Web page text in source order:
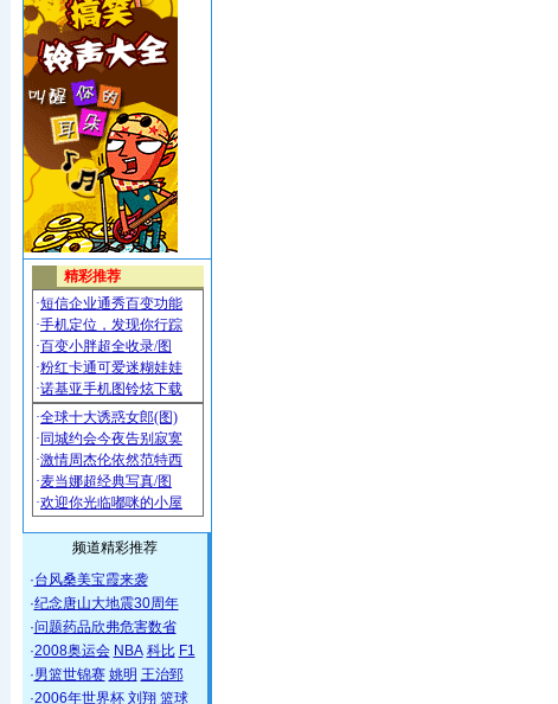
频道精彩推荐
·台风桑美宝霞来袭
·纪念唐山大地震30周年
·问题药品欣弗危害数省
·2008奥运会 NBA 科比 F1
·男篮世锦赛 姚明 王治郅
·2006年世界杯 刘翔 篮球